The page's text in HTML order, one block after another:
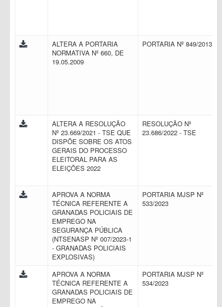
ALTERA A PORTARIA
NORMATIVA Nº 660, DE
19.05.2009
PORTARIA Nº 849/2013
ALTERA A RESOLUÇÃO
Nº 23.669/2021 - TSE QUE
DISPÕE SOBRE OS ATOS
GERAIS DO PROCESSO
ELEITORAL PARA AS
ELEIÇÕES 2022
RESOLUÇÃO Nº
23.686/2022 - TSE
APROVA A NORMA
TÉCNICA REFERENTE A
GRANADAS POLICIAIS DE
EMPREGO NA
SEGURANÇA PÚBLICA
(NTSENASP Nº 007/2023-1
- GRANADAS POLICIAIS
EXPLOSIVAS)
PORTARIA MJSP Nº
533/2023
APROVA A NORMA
TÉCNICA REFERENTE A
GRANADAS POLICIAIS DE
EMPREGO NA
PORTARIA MJSP Nº
534/2023